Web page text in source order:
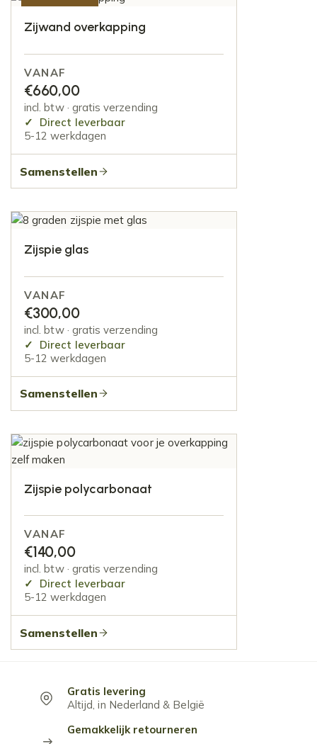
Zijwand overkapping
VANAF
€660,00
incl. btw · gratis verzending
Direct leverbaar
5-12 werkdagen
Samenstellen
Zijspie glas
VANAF
€300,00
incl. btw · gratis verzending
Direct leverbaar
5-12 werkdagen
Samenstellen
Zijspie polycarbonaat
VANAF
€140,00
incl. btw · gratis verzending
Direct leverbaar
5-12 werkdagen
Samenstellen
Gratis levering
Altijd, in Nederland & België
Gemakkelijk retourneren